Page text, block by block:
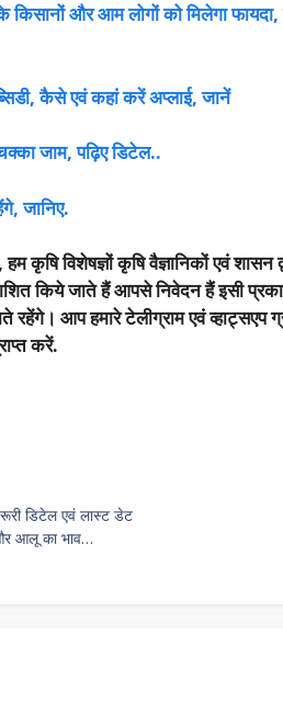
और आम लोगों को मिलेगा
कैसे एवं कहां करें अप्लाई, जानें
जाम, पढ़िए डिटेल..
जानिए.
कृषि विशेषज्ञों कृषि वैज्ञानिकों एवं शासन
किये जाते हैं आपसे निवेदन हैं इसी
आप हमारे टेलीग्राम एवं व्हाट्सएप
करें.
डिटेल एवं लास्ट डेट
आलू का भाव…